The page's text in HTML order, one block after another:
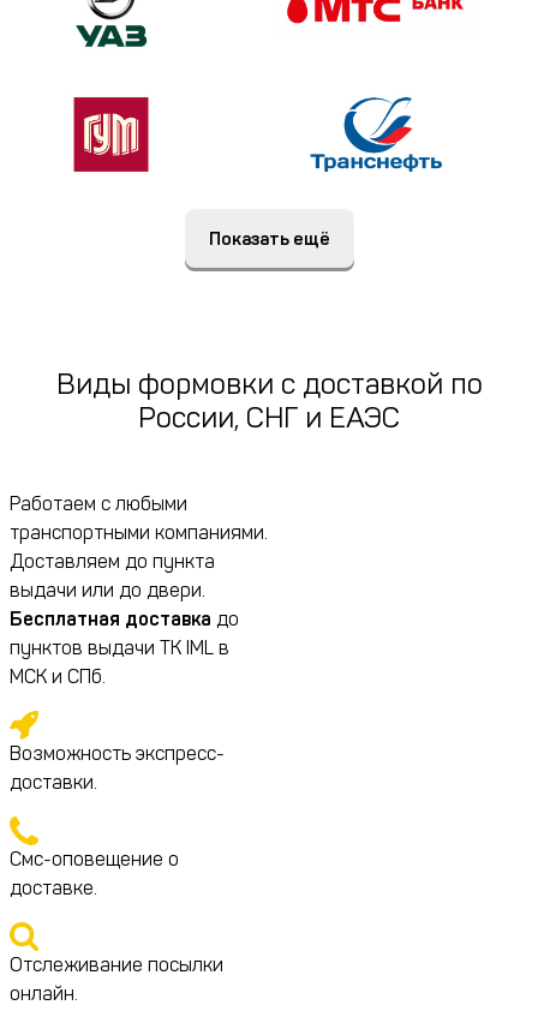
Показать ещё
Виды формовки c доставкой по
России, СНГ и ЕАЭС
Работаем с любыми
транспортными компаниями.
Доставляем до пункта
выдачи или до двери.
Бесплатная доставка до
пунктов выдачи ТК IML в
МСК и СПб.
Возможность экспресс-
доставки.
Смс-оповещение о
доставке.
Отслеживание посылки
онлайн.